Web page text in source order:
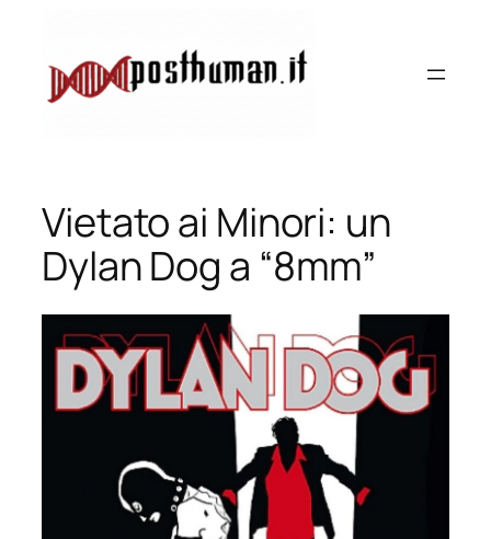
contenuto
Vietato ai Minori: un
Dylan Dog a “8mm”